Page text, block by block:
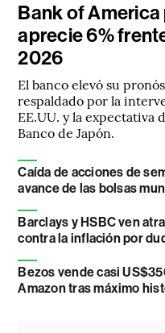
Bank of America
aprecie 6%
2026
El banco elevó su
respaldado por la
EE.UU. y la expectativa
Banco de Japón.
Caída de acciones de
avance de las bolsas
Barclays y HSBC ven
contra la inflación por
Bezos vende casi
Amazon tras máximo